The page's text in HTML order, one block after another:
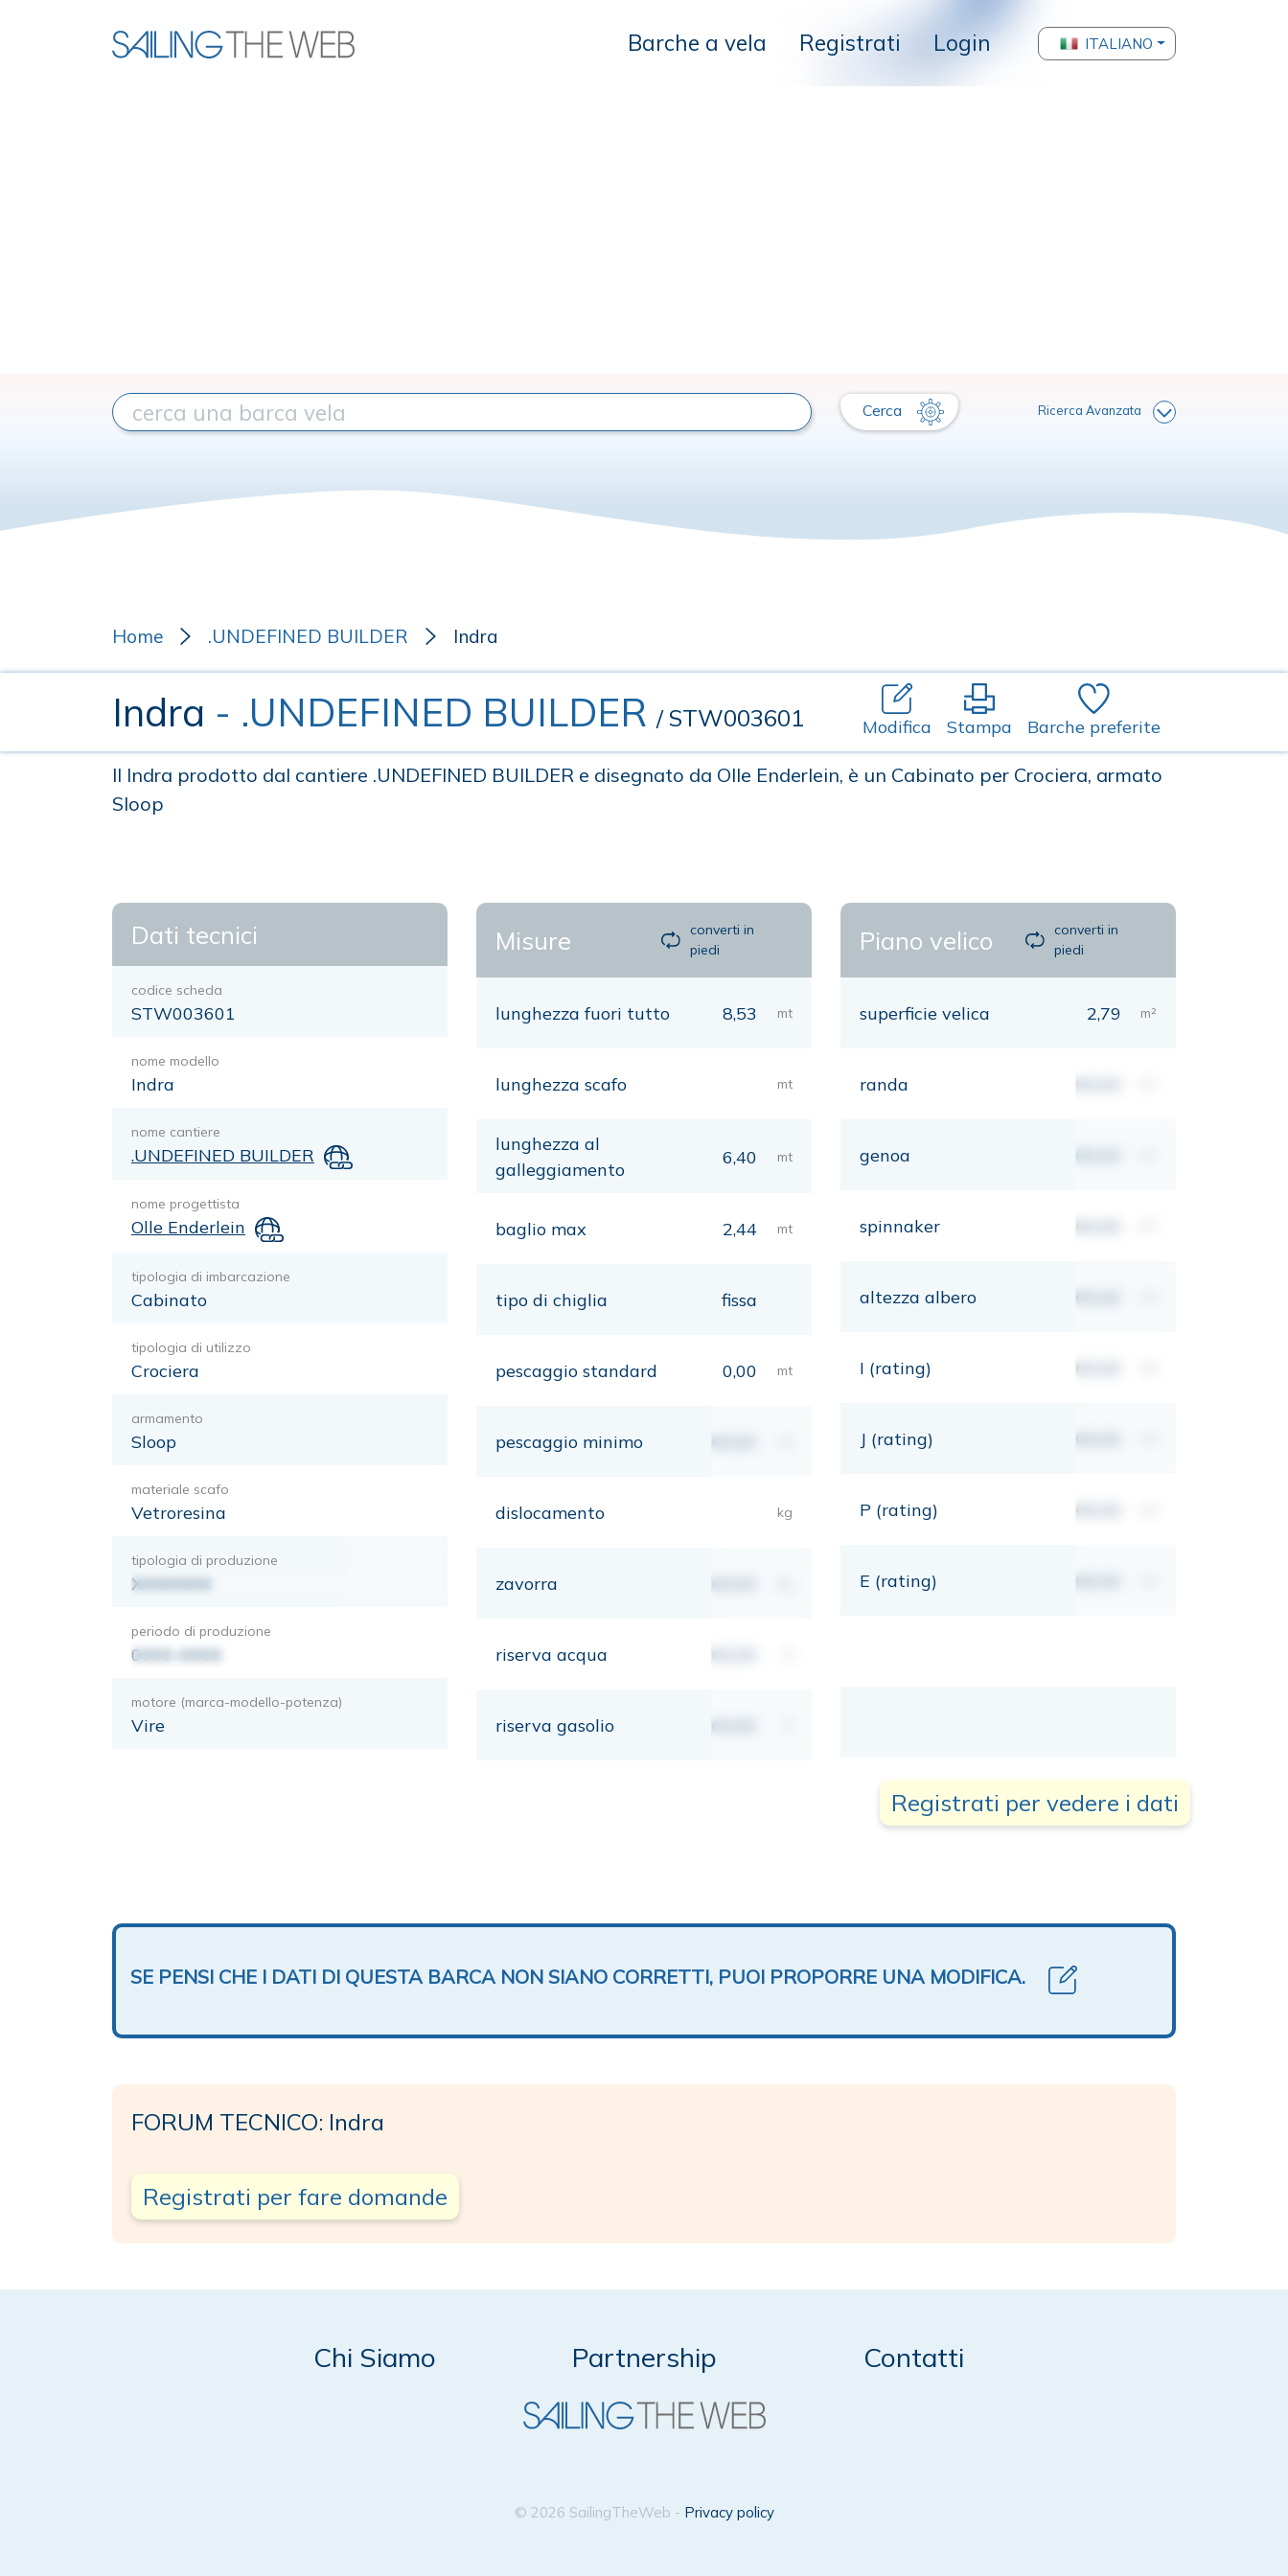
Barche a vela Registrati Login ITALIANO
Cerca Ricerca Avanzata
Home .UNDEFINED BUILDER Indra
Indra - .UNDEFINED BUILDER / STW003601 Modifica Stampa Barche preferite
Il Indra prodotto dal cantiere .UNDEFINED BUILDER e disegnato da Olle Enderlein, è un Cabinato per Crociera, armato
Sloop
Dati tecnici
codice scheda
STW003601
nome modello
Indra
nome cantiere
.UNDEFINED BUILDER
nome progettista
Olle Enderlein
tipologia di imbarcazione
Cabinato
tipologia di utilizzo
Crociera
armamento
Sloop
materiale scafo
Vetroresina
tipologia di produzione
XXXXXXX
periodo di produzione
0000-0000
motore (marca-modello-potenza)
Vire
Misure
converti in
piedi
lunghezza fuori tutto 8,53 mt
lunghezza scafo mt
lunghezza al
galleggiamento
6,40 mt
baglio max 2,44 mt
tipo di chiglia fissa
pescaggio standard 0,00 mt
pescaggio minimo 00,00
dislocamento kg
zavorra 00,00
riserva acqua 00,00
riserva gasolio 00,00
Piano velico
converti in
piedi
superficie velica 2,79 m²
randa 00,00
genoa 00,00
spinnaker 00,00
altezza albero 00,00
I (rating) 00,00
J (rating) 00,00
P (rating) 00,00
E (rating) 00,00
Registrati per vedere i dati
SE PENSI CHE I DATI DI QUESTA BARCA NON SIANO CORRETTI, PUOI PROPORRE UNA MODIFICA.
FORUM TECNICO: Indra
Registrati per fare domande
Chi Siamo Partnership Contatti
© 2026 SailingTheWeb - Privacy policy